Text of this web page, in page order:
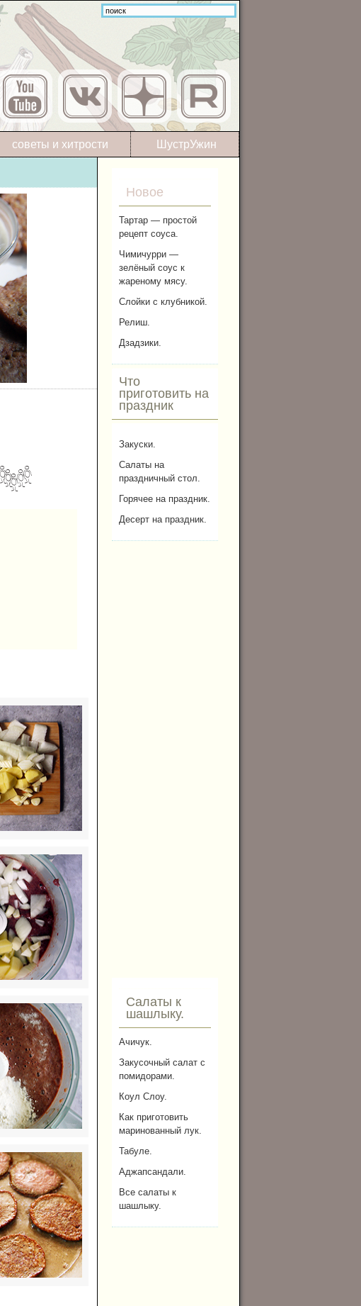
ШустрУжин
советы и хитрости
Новое
Тартар — простой
рецепт соуса.
Чимичурри —
зелёный соус к
жареному мясу.
Слойки с клубникой.
Релиш.
Дзадзики.
Что
приготовить на
праздник
Закуски.
Салаты на
праздничный стол.
Горячее на праздник.
Десерт на праздник.
Салаты к
шашлыку.
Ачичук.
Закусочный салат с
помидорами.
Коул Слоу.
Как приготовить
маринованный лук.
Табуле.
Аджапсандали.
Все салаты к
шашлыку.